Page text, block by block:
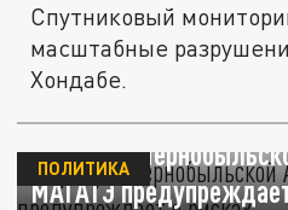
Спутниковый
масштабные
Хондабе.
Саркофаг
МАГАТЭ
ПОЛИТИКА